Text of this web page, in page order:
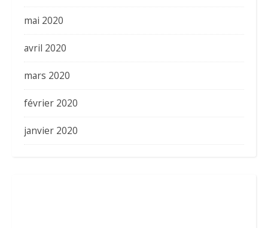
mai 2020
avril 2020
mars 2020
février 2020
janvier 2020